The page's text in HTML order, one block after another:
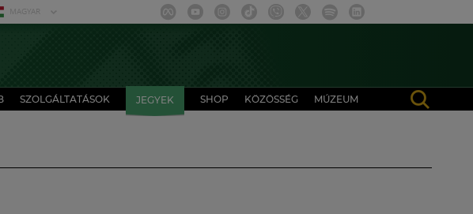
MAGYAR
SZOLGÁLTATÁSOK JEGYEK SHOP KÖZÖSSÉG MÚZEUM